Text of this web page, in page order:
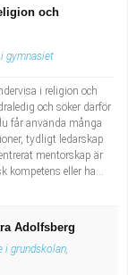
och
gymnasiet
i religion och
och söker därför
får använda många
tydligt ledarskap
mentorskap är
kompetens eller ha...
Adolfsberg
i grundskolan,